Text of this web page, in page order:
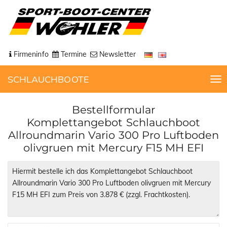
Firmeninfo Termine Newsletter
SCHLAUCHBOOTE
T
o
e
a
Bestellformular
Komplettangebot Schlauchboot
Allroundmarin Vario 300 Pro Luftboden
olivgruen mit Mercury F15 MH EFI